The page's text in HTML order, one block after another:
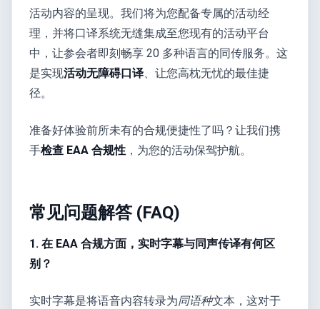
活动内容的呈现。我们将为您配备专属的活动经
理，并将口译系统无缝集成至您现有的活动平台
中，让参会者即刻畅享 20 多种语言的同传服务。这
是实现活动无障碍口译、让您高枕无忧的最佳捷
径。
准备好体验前所未有的合规便捷性了吗？让我们携
手检查 EAA 合规性 ，为您的活动保驾护航。
常见问题解答 (FAQ)
1. 在 EAA 合规方面，实时字幕与同声传译有何区
别？
实时字幕是将语音内容转录为同语种文本，这对于